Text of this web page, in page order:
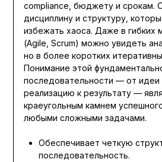
compliance, бюджету и срокам.
дисциплину и структуру,
избежать хаоса. Даже в гибких
(Agile, Scrum) можно увидеть
но в более коротких
Понимание этой
последовательности — от идеи
реализацию к результату —
краеугольным камнем
любыми сложными задачами.
Обеспечивает четкую
последовательность.